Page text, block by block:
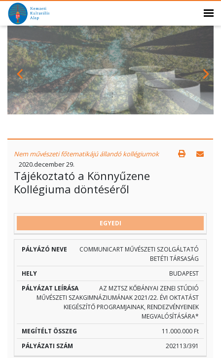
Nem művészeti főtematikájú állandó kollégiumok
2020.december 29.
Tájékoztató a Könnyűzene
Kollégiuma döntéséről
NEVE
PÁLYÁZAT
LEÍRÁSA
ÖSSZEG
SZÁM
EGYEDI
COMMUNICART MŰVÉSZETI SZOLGÁLTATÓ
BETÉTI TÁRSASÁG
BUDAPEST
AZ MZTSZ KŐBÁNYAI ZENEI STÚDIÓ
MŰVÉSZETI SZAKGIMNÁZIUMÁNAK 2021/22. ÉVI OKTATÁST
KIEGÉSZÍTŐ PROGRAMJAINAK, RENDEZVÉNYEINEK
MEGVALÓSÍTÁSÁRA*
11.000.000 Ft
202113/391